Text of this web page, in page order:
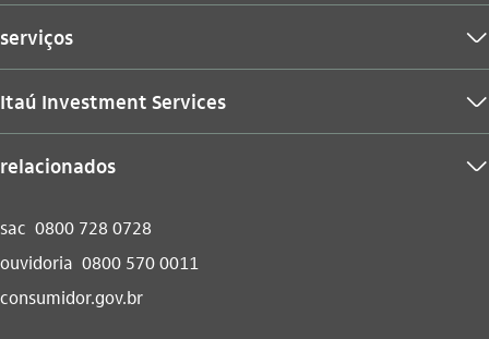
serviços seta_baixo
Itaú Investment Services seta_baixo
relacionados seta_baixo
sac 0800 728 0728
ouvidoria 0800 570 0011
consumidor.gov.br